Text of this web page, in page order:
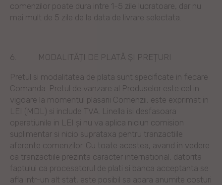
comenzilor poate dura intre 1-5 zile lucratoare, dar nu
mai mult de 5 zile de la data de livrare selectata.
6. MODALITĂȚI DE PLATĂ ȘI PREȚURI
Pretul si modalitatea de plata sunt specificate in fiecare
Comanda. Pretul de vanzare al Produselor este cel in
vigoare la momentul plasarii Comenzii, este exprimat in
LEI (MDL) si include TVA. Linella isi desfasoara
operatiunile in LEI și nu va aplica niciun comision
suplimentar si nicio suprataxa pentru tranzactiile
aferente comenzilor. Cu toate acestea, avand in vedere
ca tranzactiile prezinta caracter international, datorita
faptului ca procesatorul de plati si banca acceptanta se
afla intr-un alt stat, este posibil sa apara anumite costuri